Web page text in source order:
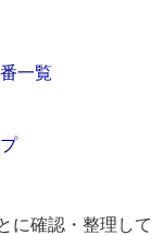
一覧
に確認・整理して